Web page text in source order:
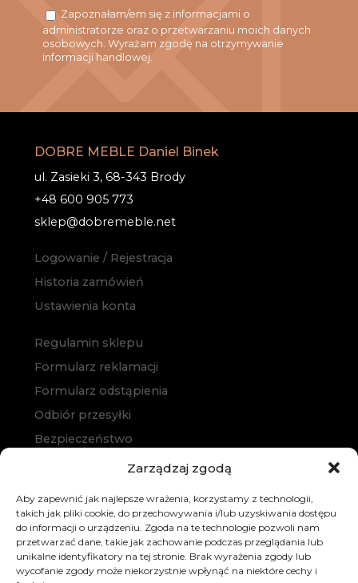
Zarządzaj zgodą
Aby zapewnić jak najlepsze wrażenia, korzystamy z technologii,
takich jak pliki cookie, do przechowywania i/lub uzyskiwania dostępu
do informacji o urządzeniu. Zgoda na te technologie pozwoli nam
przetwarzać dane, takie jak zachowanie podczas przeglądania lub
unikalne identyfikatory na tej stronie. Brak wyrażenia zgody lub
wycofanie zgody może niekorzystnie wpłynąć na niektóre cechy i
Zapoznałam/em się z informacjami o
administratorze oraz o przetwarzaniu moich danych
osobowych. Wyrażam zgodę na otrzymywanie
informacji handlowej.
DOBRE MEBLE Daniel Binek
ul. Zasieki 3, 68-343 Brody
+48 600 905 773
sklep@dobremeble.net
Logowanie / Rejestracja
Historia zamówień
Ustawienia konta
Regulamin sklepu
Formularz reklamacji
Formularz odstąpienia
Odbiór przesyłki
Bezpieczeństwo
Polityka prywatności
Zakup na raty
Kontakt